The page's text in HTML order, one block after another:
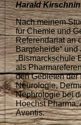
Harald
Nach meinem
für Chemie und
Referendariat an
Bargteheide“
„Bismarckschule
als
den Gebieten
Neurologie,
Nephrologie bei
Hoechst Pharma,
Aventis.